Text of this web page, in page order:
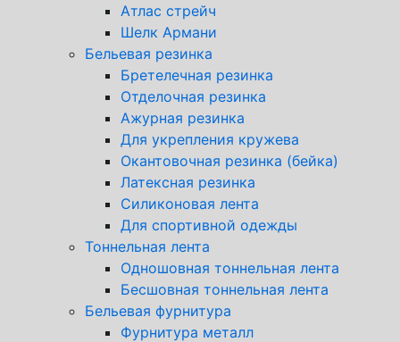
Атлас стрейч
Шелк Армани
Бельевая резинка
Бретелечная резинка
Отделочная резинка
Ажурная резинка
Для укрепления кружева
Окантовочная резинка (бейка)
Латексная резинка
Силиконовая лента
Для спортивной одежды
Тоннельная лента
Одношовная тоннельная лента
Бесшовная тоннельная лента
Бельевая фурнитура
Фурнитура металл